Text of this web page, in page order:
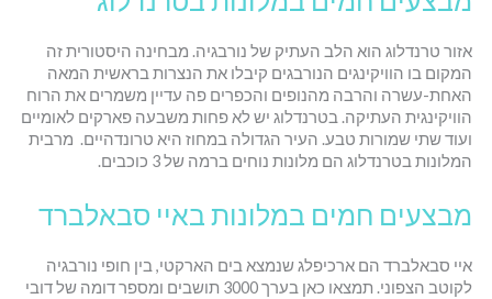
אזור טרנדלוג הוא הלב העתיק של נורבגיה. מבחינה היסטורית זה
המקום בו הוויקינגים הנורבגים קיבלו את הנצרות בראשית המאה
האחת-עשרה והרבה מהנופים והכפרים פה עדיין משמרים את הרוח
הוויקינגית העתיקה. בטרנדלוג יש לא פחות משבעה פארקים לאומיים
ועוד שתי שמורות טבע. העיר הגדולה במחוז היא טרונדהיים. מרבית
המלונות בטרנדלוג הם מלונות נוחים ברמה של 3 כוכבים.
מבצעים חמים במלונות באיי סבאלברד
איי סבאלברד הם ארכיפלג שנמצא בים הארקטי, בין חופי נורבגיה
לקוטב הצפוני. תמצאו כאן בערך 3000 תושבים ומספר דומה של דובי